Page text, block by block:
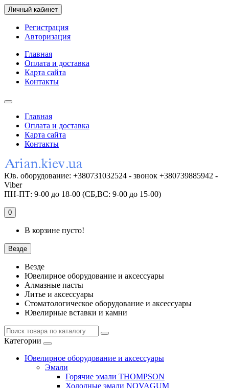
Личный кабинет
Регистрация
Авторизация
Главная
Оплата и доставка
Карта сайта
Контакты
Главная
Оплата и доставка
Карта сайта
Контакты
Юв. оборудование: +380731032524 - звонок +380739885942 -
Viber
ПН-ПТ: 9-00 до 18-00 (СБ,ВС: 9-00 до 15-00)
0
В корзине пусто!
Везде
Везде
Ювелирное оборудование и аксессуары
Алмазные пасты
Литье и аксессуары
Стоматологическое оборудование и аксессуары
Ювелирные вставки и камни
Категории
Ювелирное оборудование и аксессуары
Эмали
Горячие эмали THOMPSON
Холодные эмали NOVAGUM